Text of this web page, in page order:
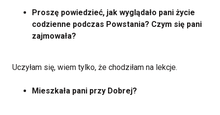
Proszę powiedzieć, jak wyglądało pani życie
codzienne podczas Powstania? Czym się pani
zajmowała?
Uczyłam się, wiem tylko, że chodziłam na lekcje.
Mieszkała pani przy Dobrej?